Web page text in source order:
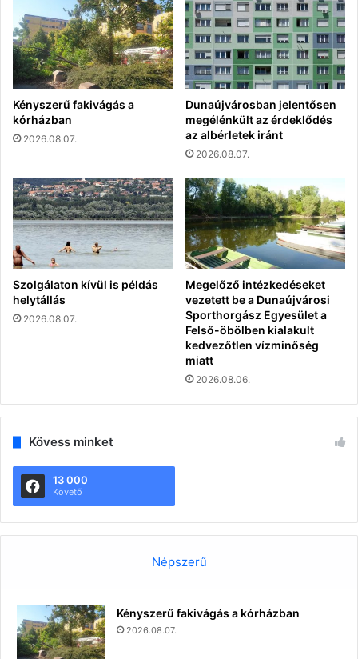
Kényszerű fakivágás a
kórházban
2026.08.07.
Dunaújvárosban jelentősen
megélénkült az érdeklődés
az albérletek iránt
2026.08.07.
Szolgálaton kívül is példás
helytállás
2026.08.07.
Megelőző intézkedéseket
vezetett be a Dunaújvárosi
Sporthorgász Egyesület a
Felső-öbölben kialakult
kedvezőtlen vízminőség
miatt
2026.08.06.
Kövess minket
13 000
Követő
Népszerű
Kényszerű fakivágás a kórházban
2026.08.07.